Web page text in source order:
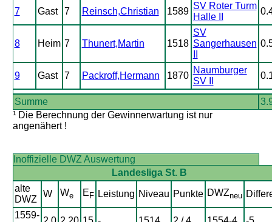
7 Gast 7 Reinsch,Christian 1589
SV Roter Turm
Halle II
8 Heim 7 Thunert,Martin 1518
SV
Sangerhausen
9 Gast 7 Packroff,Hermann 1870
Naumburger
SV II
Summe
¹ Die Berechnung der Gewinnerwartung ist nur
angenähert !
Inoffizielle DWZ Auswertung
Landesliga St. B
alte
DWZ
W We E F Leistung Niveau Punkte DWZneu
1559-